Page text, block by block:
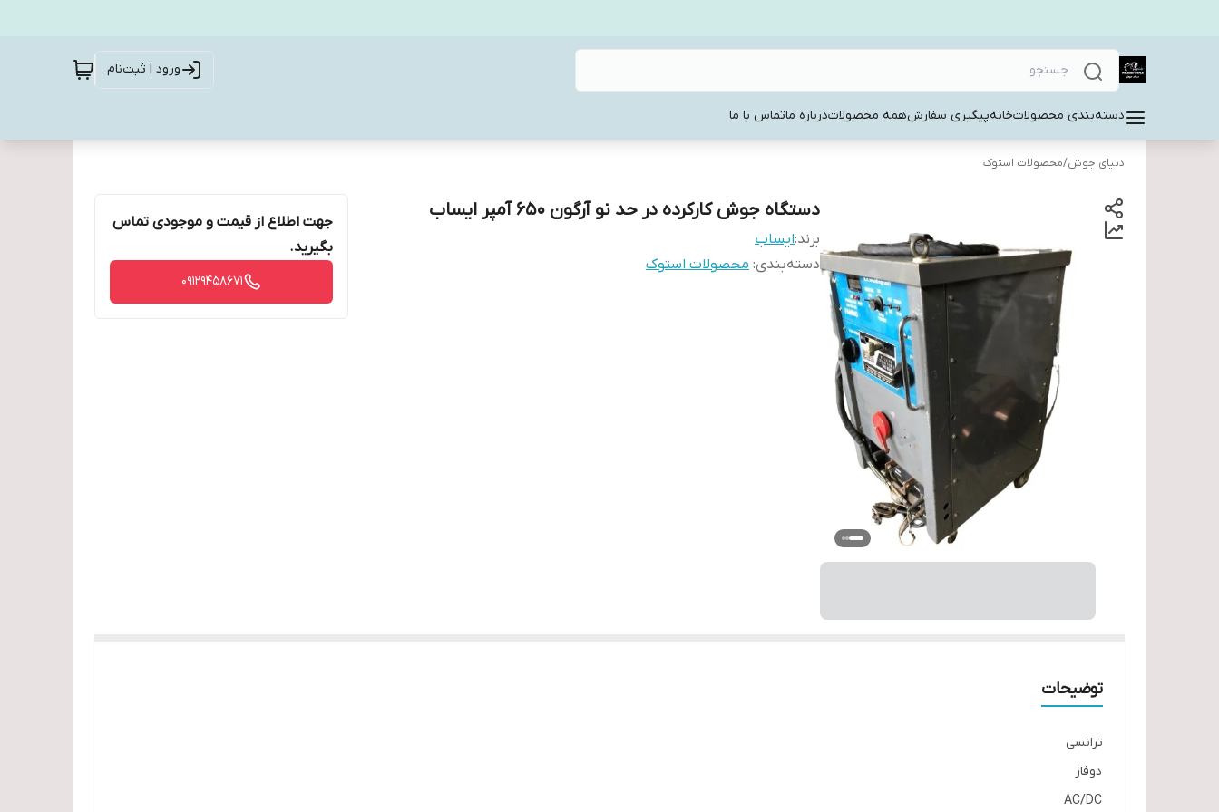
ورود | ثبت‌نام
دسته‌بندی محصولاتخانهپیگیری سفارشهمه محصولاتدرباره ماتماس با ما
دنیای جوش/محصولات استوک
دستگاه جوش کارکرده در حد نو آرگون 650 آمپر ایساب
برند:ایساب
دسته‌بندی: محصولات استوک
جهت اطلاع از قیمت و موجودی تماس
بگیرید.
09129458671
توضیحات
ترانسی
دوفاز